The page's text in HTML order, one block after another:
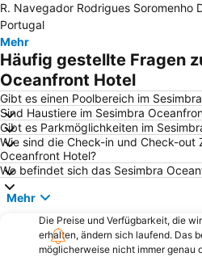
Benfica
Parque das Nações
Avenida da Liberdade
Internationale Messe von Lissabon
Platz Marques de Pombal
Caparica beach
Santos-o-Velho
Albufeira Lagoon
Bahnhof Lissabon Santa Apolónia
Tróia Beach
Estádio da Luz
R. Navegador Rodrigues Soromenho
Portugal
Mehr
Häufig gestellte Fragen
Oceanfront Hotel
Gibt es einen Poolbereich im
Sind Haustiere im Sesimbra
Gibt es Parkmöglichkeiten im
Wie sind die Check-in und Check-out
Oceanfront Hotel?
Wo befindet sich das Sesimbra
Mehr
Die Preise und Verfügbarkeit, die
erhalten, ändern sich laufend. Das
möglicherweise nicht immer genau